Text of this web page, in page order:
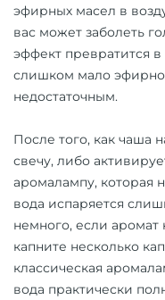
эфирных масел в
вас может заболеть
эффект превратится
слишком мало
недостаточным.
После того, как чаша
свечу, либо
аромалампу, которая
вода испаряется
немного, если аромат
капните несколько
классическая
вода практически